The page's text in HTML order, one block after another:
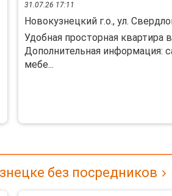
31.07.26 17:11
Новокузнецкий г.о., ул.
Удобная просторная квартира
Дополнительная информация:
мебе...
без посредников